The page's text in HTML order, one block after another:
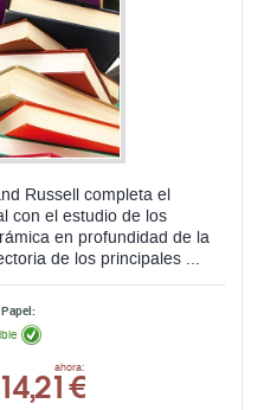
Russell completa el
con el estudio de los
en profundidad de la
de los principales ...
Papel:
ahora:
14,21 €